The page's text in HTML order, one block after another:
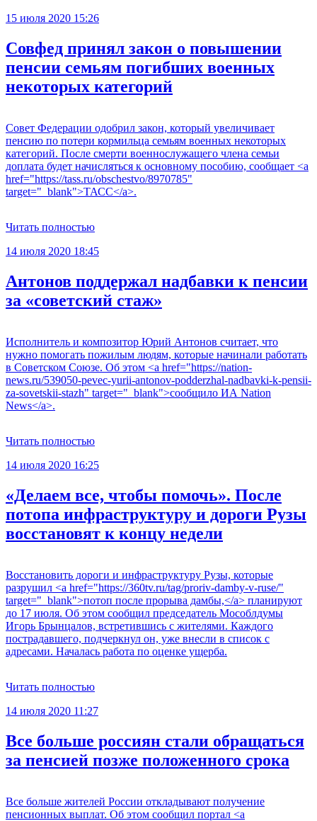
15 июля 2020 15:26
Совфед принял закон о повышении
пенсии семьям погибших военных
некоторых категорий
Совет Федерации одобрил закон, который увеличивает
пенсию по потери кормильца семьям военных некоторых
категорий. После смерти военнослужащего члена семьи
доплата будет начисляться к основному пособию, сообщает <a
href="https://tass.ru/obschestvo/8970785"
target="_blank">ТАСС</a>.
Читать полностью
14 июля 2020 18:45
Антонов поддержал надбавки к пенсии
за «советский стаж»
Исполнитель и композитор Юрий Антонов считает, что
нужно помогать пожилым людям, которые начинали работать
в Советском Союзе. Об этом <a href="https://nation-
news.ru/539050-pevec-yurii-antonov-podderzhal-nadbavki-k-pensii-
za-sovetskii-stazh" target="_blank">сообщило ИА Nation
News</a>.
Читать полностью
14 июля 2020 16:25
«Делаем все, чтобы помочь». После
потопа инфраструктуру и дороги Рузы
восстановят к концу недели
Восстановить дороги и инфраструктуру Рузы, которые
разрушил <a href="https://360tv.ru/tag/proriv-damby-v-ruse/"
target="_blank">потоп после прорыва дамбы,</a> планируют
до 17 июля. Об этом сообщил председатель Мособлдумы
Игорь Брынцалов, встретившись с жителями. Каждого
пострадавшего, подчеркнул он, уже внесли в список с
адресами. Началась работа по оценке ущерба.
Читать полностью
14 июля 2020 11:27
Все больше россиян стали обращаться
за пенсией позже положенного срока
Все больше жителей России откладывают получение
пенсионных выплат. Об этом сообщил портал <a